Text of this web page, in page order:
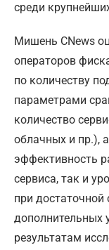
среди
Мишень CNews
операторов
по количеству
параметрами
количество
облачных и пр.),
эффективность
сервиса, так и
при
дополнительных
результатам